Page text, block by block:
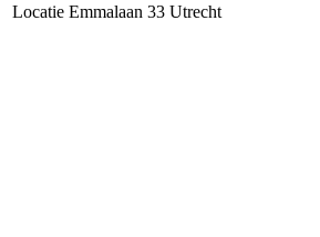
Locatie Emmalaan 33 Utrecht